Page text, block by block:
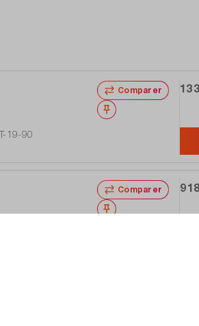
Comparer
Noter
19-90
13
Comparer
Noter
19-90
9